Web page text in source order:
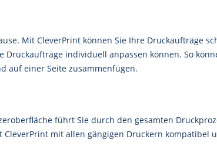
Mit CleverPrint können Sie Ihre Druckaufträge
individuell anpassen können. So
auf einer Seite zusammenfügen.
führt Sie durch den gesamten
mit allen gängigen Druckern kompatibel